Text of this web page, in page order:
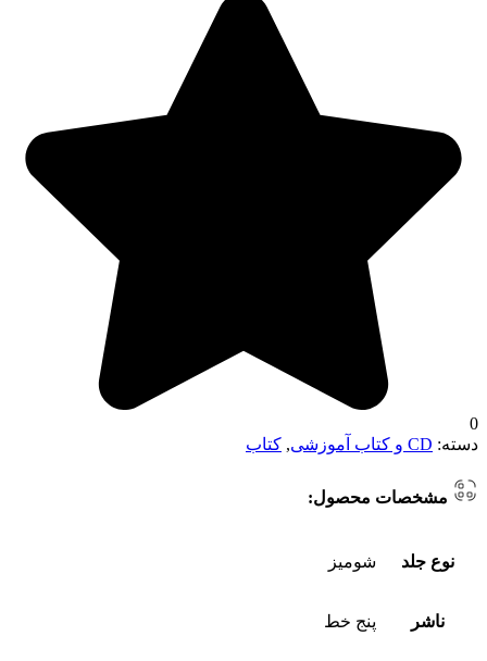
0
دسته: CD و کتاب آموزشی , کتاب
مشخصات محصول:
نوع جلد شومیز
ناشر پنج خط